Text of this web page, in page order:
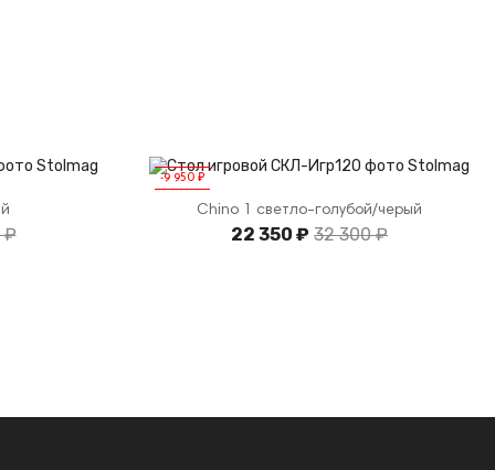
₽
-9 950 ₽
Chino 1 светло-голубой/черый
22 350 ₽ 32 300 ₽